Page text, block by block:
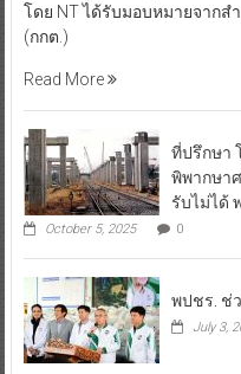
โดย NT ได้รับมอบหมายจากส
(กกต.)
Read More
ที่ปรึกษา
พิพากษา
รับไม่ได้
October 5, 2025 0
พปชร. ช่
July 3,